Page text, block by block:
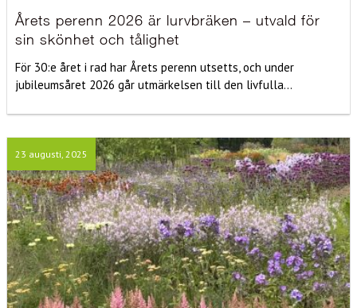
Årets perenn 2026 är lurvbräken – utvald för
sin skönhet och tålighet
För 30:e året i rad har Årets perenn utsetts, och under
jubileumsåret 2026 går utmärkelsen till den livfulla...
23 augusti, 2025